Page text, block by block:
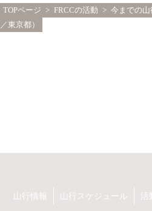
TOPページ > FRCCの活動 > 今までの山
／東京都）
山行情報 山行スケジュール 活